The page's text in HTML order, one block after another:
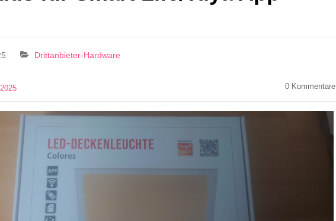
Drittanbieter-Hardware
0 Kommentare